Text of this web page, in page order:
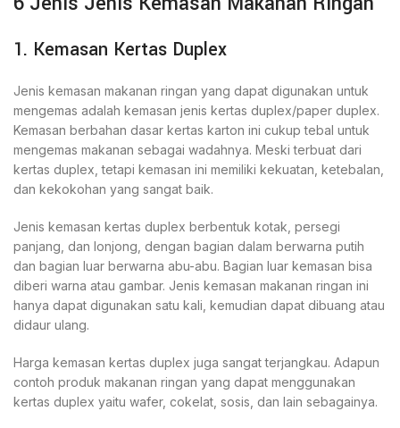
1. Kemasan Kertas Duplex
Jenis kemasan makanan ringan yang dapat digunakan untuk
mengemas adalah kemasan jenis kertas duplex/paper duplex.
Kemasan berbahan dasar kertas karton ini cukup tebal untuk
mengemas makanan sebagai wadahnya. Meski terbuat dari
kertas duplex, tetapi kemasan ini memiliki kekuatan, ketebalan,
dan kekokohan yang sangat baik.
Jenis kemasan kertas duplex berbentuk kotak, persegi
panjang, dan lonjong, dengan bagian dalam berwarna putih
dan bagian luar berwarna abu-abu. Bagian luar kemasan bisa
diberi warna atau gambar. Jenis kemasan makanan ringan ini
hanya dapat digunakan satu kali, kemudian dapat dibuang atau
didaur ulang.
Harga kemasan kertas duplex juga sangat terjangkau. Adapun
contoh produk makanan ringan yang dapat menggunakan
kertas duplex yaitu wafer, cokelat, sosis, dan lain sebagainya.